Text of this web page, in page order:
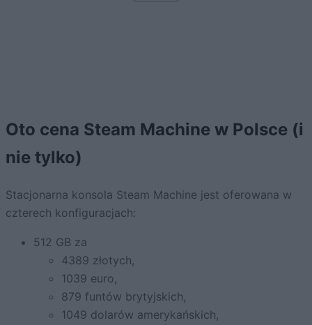
Oto cena Steam Machine w Polsce (i
nie tylko)
Stacjonarna konsola Steam Machine jest oferowana w
czterech konfiguracjach:
512 GB za
4389 złotych,
1039 euro,
879 funtów brytyjskich,
1049 dolarów amerykańskich,